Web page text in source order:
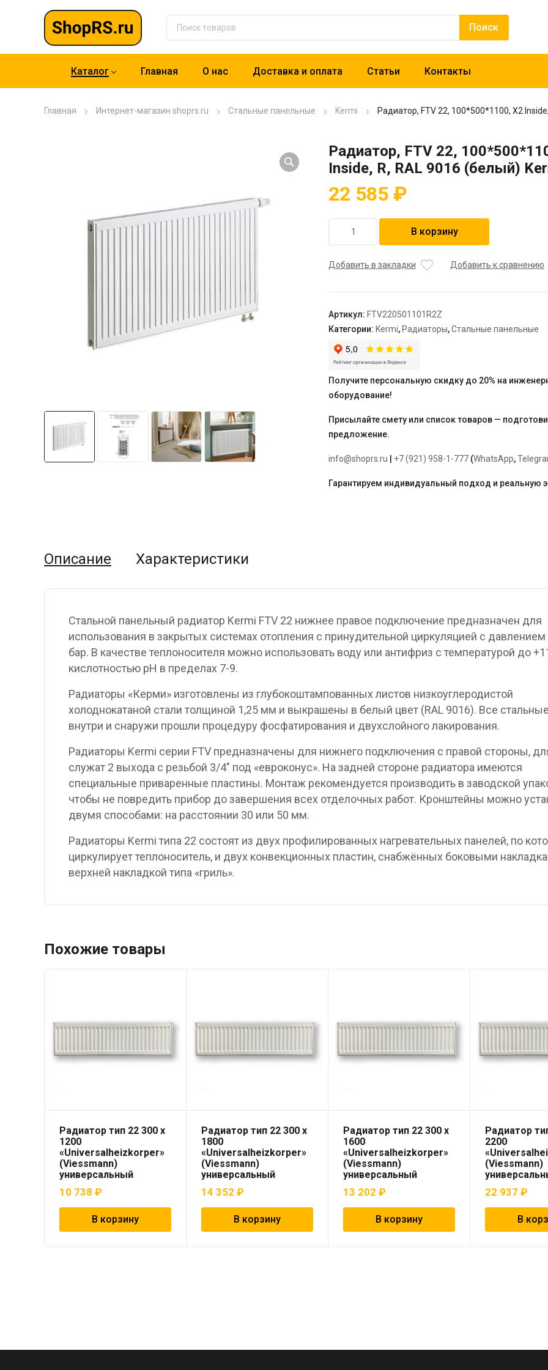
Каталог Главная О нас Доставка и оплата Статьи Контакты
Главная Интернет-магазин shoprs.ru Стальные панельные Kermi Радиатор, FTV 22, 100*500*1100, X2
Радиатор, FTV 22,
Inside, R, RAL 9016 (белый)
22 585 ₽
товара
FTV
Inside,
R,
RAL
9016
Kermi
В корзину
Добавить в закладки Добавить к сравнению
Артикул: FTV220501101R2Z
Категории: Kermi, Радиаторы,Стальные панельные
Получите персональную скидку до 20% на
оборудование!
Присылайте смету или список товаров —
предложение.
info@shoprs.ru +7 (921) 958-1-777 (WhatsApp,
Гарантируем индивидуальный подход и реальную
Описание Характеристики
Стальной панельный радиатор Kermi FTV 22 нижнее правое подключение предназначен для
использования в закрытых системах отопления с принудительной циркуляцией с
бар. В качестве теплоносителя можно использовать воду или антифриз с температурой до
кислотностью pH в пределах 7-9.
Радиаторы «Керми» изготовлены из глубокоштампованных листов низкоуглеродистой
холоднокатаной стали толщиной 1,25 мм и выкрашены в белый цвет (RAL 9016). Все
внутри и снаружи прошли процедуру фосфатирования и двухслойного лакирования.
Радиаторы Kermi серии FTV предназначены для нижнего подключения с правой стороны,
служат 2 выхода с резьбой 3/4″ под «евроконус». На задней стороне радиатора имеются
специальные приваренные пластины. Монтаж рекомендуется производить в заводской
чтобы не повредить прибор до завершения всех отделочных работ. Кронштейны можно
двумя способами: на расстоянии 30 или 50 мм.
Радиаторы Kermi типа 22 состоят из двух профилированных нагревательных панелей, по
циркулирует теплоноситель, и двух конвекционных пластин, снабжённых боковыми
верхней накладкой типа «гриль».
Похожие товары
Радиатор тип 22 300 x
1200
«Universalheizkorper»
(Viessmann)
универсальный
10 738 ₽
В корзину
Радиатор тип 22 300 x
1800
«Universalheizkorper»
(Viessmann)
универсальный
14 352₽
В корзину
Радиатор тип 22 300 x
1600
«Universalheizkorper»
(Viessmann)
универсальный
13 202₽
В корзину
Радиатор
2200
(Viessmann)
22 937₽
В